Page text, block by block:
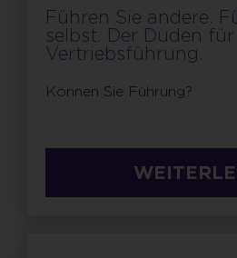
Führen Sie andere.
selbst. Der Duden
Vertriebsführung.
Können Sie Führung?